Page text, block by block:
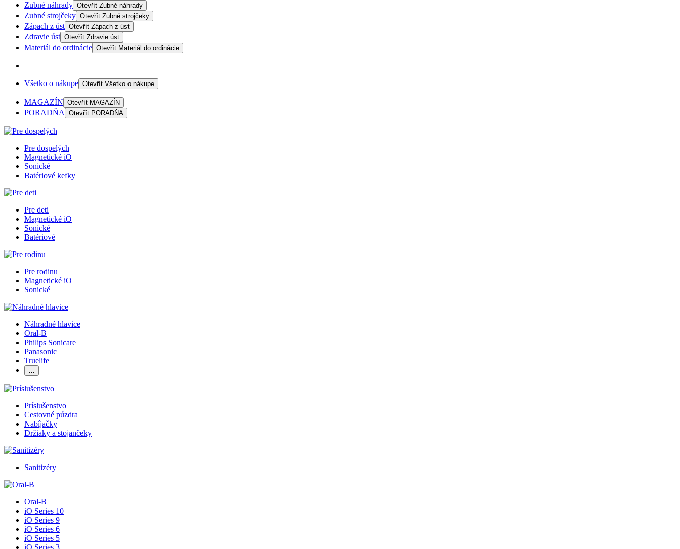
Zubné náhrady Otevřít Zubné náhrady
Zubné strojčeky Otevřít Zubné strojčeky
Zápach z úst Otevřít Zápach z úst
Zdravie úst Otevřít Zdravie úst
Materiál do ordinácie Otevřít Materiál do ordinácie
|
Všetko o nákupe Otevřít Všetko o nákupe
MAGAZÍN Otevřít MAGAZÍN
PORADŇA Otevřít PORADŇA
Pre dospelých
Magnetické iO
Sonické
Batériové kefky
Pre deti
Magnetické iO
Sonické
Batériové
Pre rodinu
Magnetické iO
Sonické
Náhradné hlavice
Oral-B
Philips Sonicare
Panasonic
Truelife
…
Príslušenstvo
Cestovné púzdra
Nabíjačky
Držiaky a stojančeky
Sanitizéry
Oral-B
iO Series 10
iO Series 9
iO Series 6
iO Series 5
iO Series 3